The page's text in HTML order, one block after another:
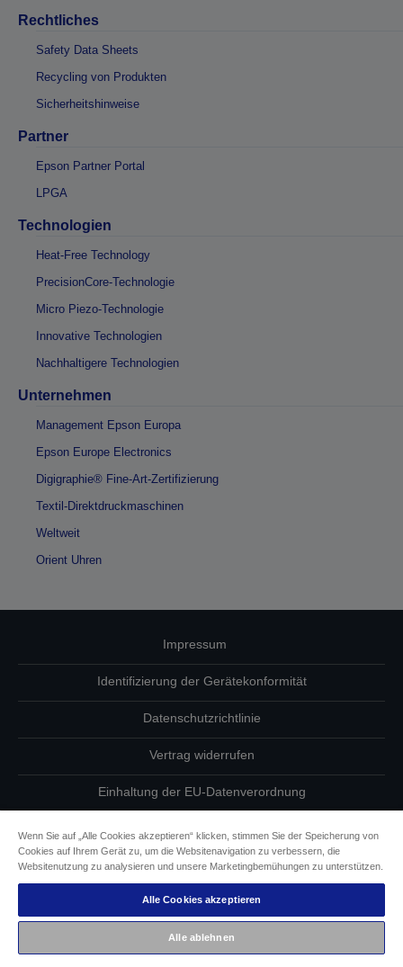
Rechtliches
Safety Data Sheets
Recycling von Produkten
Sicherheitshinweise
Partner
Epson Partner Portal
LPGA
Technologien
Heat-Free Technology
PrecisionCore-Technologie
Micro Piezo-Technologie
Innovative Technologien
Nachhaltigere Technologien
Unternehmen
Management Epson Europa
Epson Europe Electronics
Digigraphie® Fine-Art-Zertifizierung
Textil-Direktdruckmaschinen
Weltweit
Orient Uhren
Impressum
Identifizierung der Gerätekonformität
Datenschutzrichtlinie
Vertrag widerrufen
Einhaltung der EU-Datenverordnung
Informationen zu Cookies
Epson Engagement für Barrierefreiheit
Copyright © 2026 Seiko Epson
Wenn Sie auf „Alle Cookies akzeptieren“ klicken, stimmen Sie der Speicherung von
Cookies auf Ihrem Gerät zu, um die Websitenavigation zu verbessern, die
Websitenutzung zu analysieren und unsere Marketingbemühungen zu unterstützen.
Alle Cookies akzeptieren
Alle ablehnen